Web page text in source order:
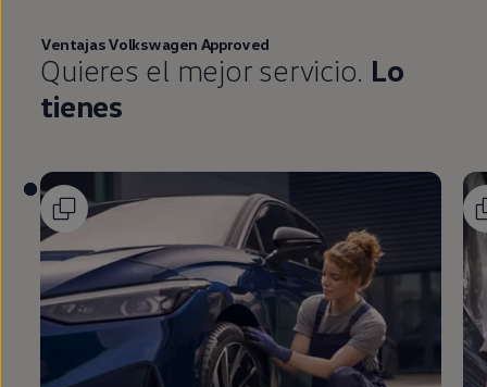
Ventajas Volkswagen Approved
Quieres el mejor servicio. Lo
tienes